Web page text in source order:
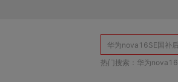
热门搜索： 华为nova16